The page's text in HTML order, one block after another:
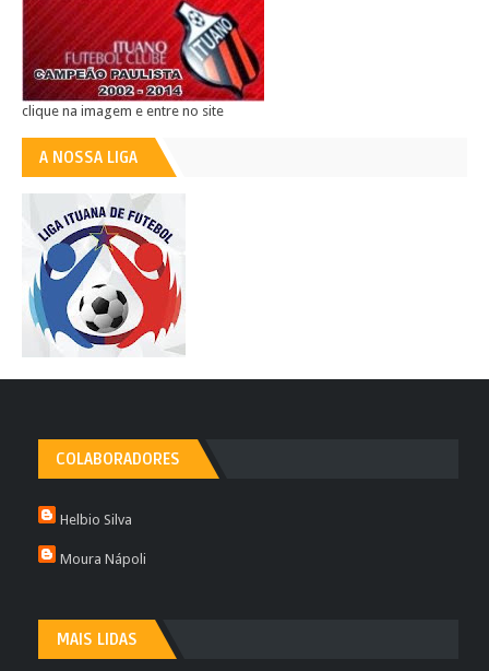
clique na imagem e entre no site
A NOSSA LIGA
COLABORADORES
Helbio Silva
Moura Nápoli
MAIS LIDAS